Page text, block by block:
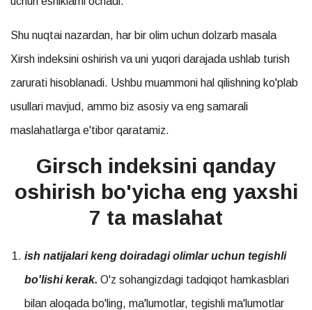
Shu nuqtai nazardan, har bir olim uchun dolzarb masala
Xirsh indeksini oshirish va uni yuqori darajada ushlab turish
zarurati hisoblanadi. Ushbu muammoni hal qilishning ko'plab
usullari mavjud, ammo biz asosiy va eng samarali
maslahatlarga e'tibor qaratamiz.
Girsch indeksini qanday
oshirish bo'yicha eng yaxshi
7 ta maslahat
ish natijalari keng doiradagi olimlar uchun tegishli
bo'lishi kerak. O'z sohangizdagi tadqiqot hamkasblari
bilan aloqada bo'ling, ma'lumotlar, tegishli ma'lumotlar